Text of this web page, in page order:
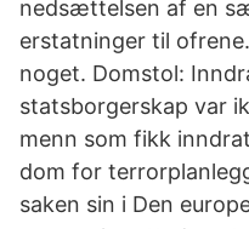
nedsættelsen af en
erstatninger til
noget. Domstol:
statsborgerskap var
menn som fikk
dom for
saken sin i Den